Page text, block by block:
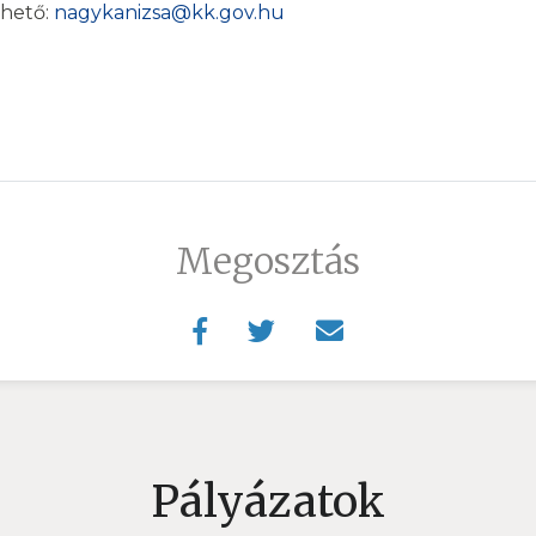
nagykanizsa@kk.gov.hu
Megosztás
Pályázatok